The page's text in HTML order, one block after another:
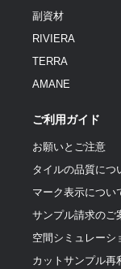
副資材
RIVIERA
TERRA
AMANE
ご利用ガイド
お願いとご注意
タイルの品質につ
マーク表示につい
サンプル請求のご
空間シミュレーシ
カットサンプル再